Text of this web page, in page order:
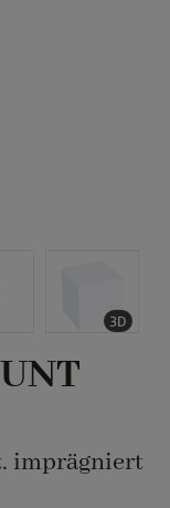
3D
imprägniert